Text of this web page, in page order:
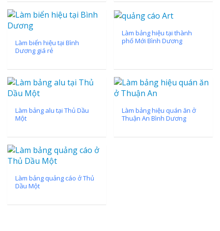
Làm biển hiệu tại Bình
Dương giá rẻ
Làm bảng hiệu tại thành
phố Mới Bình Dương
Làm bảng alu tại Thủ Dầu
Một
Làm bảng hiệu quán ăn ở
Thuận An Bình Dương
Làm bảng quảng cáo ở Thủ
Dầu Một